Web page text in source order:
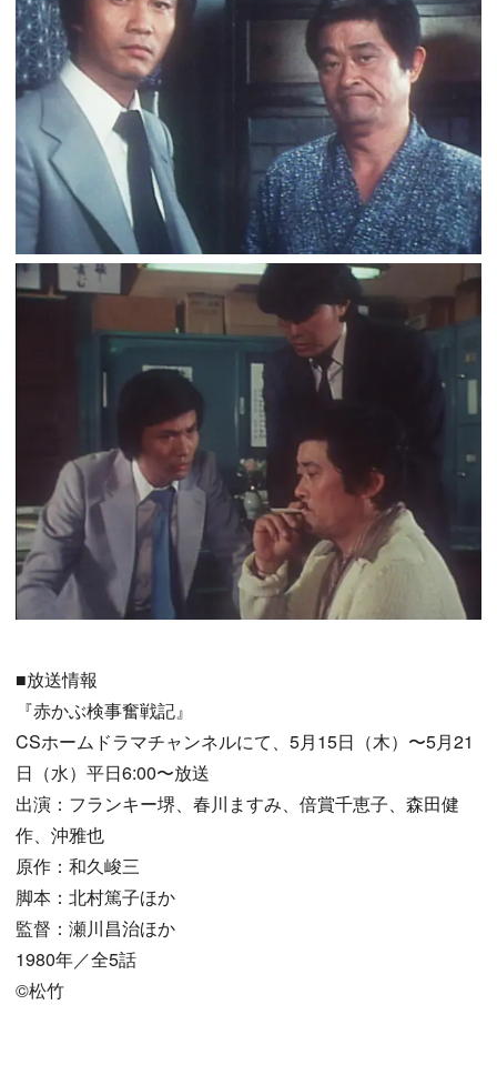
■放送情報
『赤かぶ検事奮戦記』
CSホームドラマチャンネルにて、5月15日（木）〜5月21
日（水）平日6:00〜放送
出演：フランキー堺、春川ますみ、倍賞千恵子、森田健
作、沖雅也
原作：和久峻三
脚本：北村篤子ほか
監督：瀬川昌治ほか
1980年／全5話
©松竹